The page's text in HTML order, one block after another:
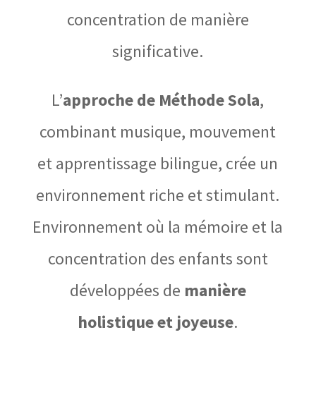
concentration de manière
significative.
L’approche de Méthode Sola,
combinant musique, mouvement
et apprentissage bilingue, crée un
environnement riche et stimulant.
Environnement où la mémoire et la
concentration des enfants sont
développées de manière
holistique et joyeuse.